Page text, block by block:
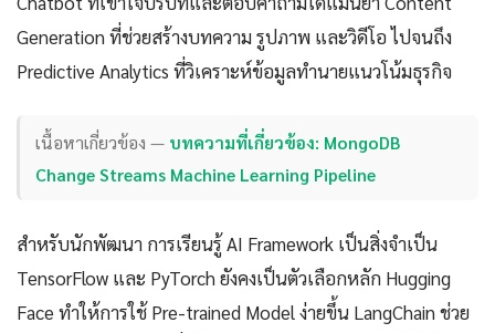
Generation ที่ช่วยสร้างบทความ รูปภาพ และวิดีโอ ไปจนถึง
Predictive Analytics ที่วิเคราะห์ข้อมูลทำนายแนวโน้มธุรกิจ
เนื้อหาเกี่ยวข้อง — บทความที่เกี่ยวข้อง: MongoDB
Change Streams Machine Learning Pipeline
สำหรับนักพัฒนา การเรียนรู้ AI Framework เป็นสิ่งจำเป็น
TensorFlow และ PyTorch ยังคงเป็นตัวเลือกหลัก Hugging
Face ทำให้การใช้ Pre-trained Model ง่ายขึ้น LangChain ช่วย